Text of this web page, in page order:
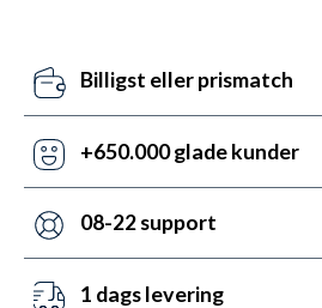
Billigst eller prismatch
Vores pris-robotter
priser ift. konkurrenterne.
+650.000 glade kunder
Med +6 år i markedet, så har
nogen andre med udstyr til
08-22 support
Vi er sat i verden for at
kundeservice åben mandag til
1 dags levering